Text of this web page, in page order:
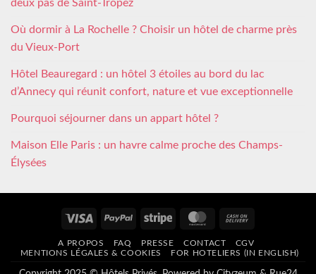
deux pas de Saint-Tropez
Où dormir à La Rochelle ? Choisir un hôtel de charme près
du Vieux-Port
Hôtel Beauregard : un hôtel 3 étoiles au bord du lac
d’Annecy qui réunit confort, nature et vue exceptionnelle
Pourquoi séjourner dans un appart hôtel ?
Maison Elle Paris : un havre calme proche des Champs-
Élysées
Visa PayPal Stripe MasterCard
Delivery
A PROPOS FAQ PRESSE CONTACT
CGV
MENTIONS LÉGALES & COOKIES
FOR HOTELIERS (IN ENGLISH)